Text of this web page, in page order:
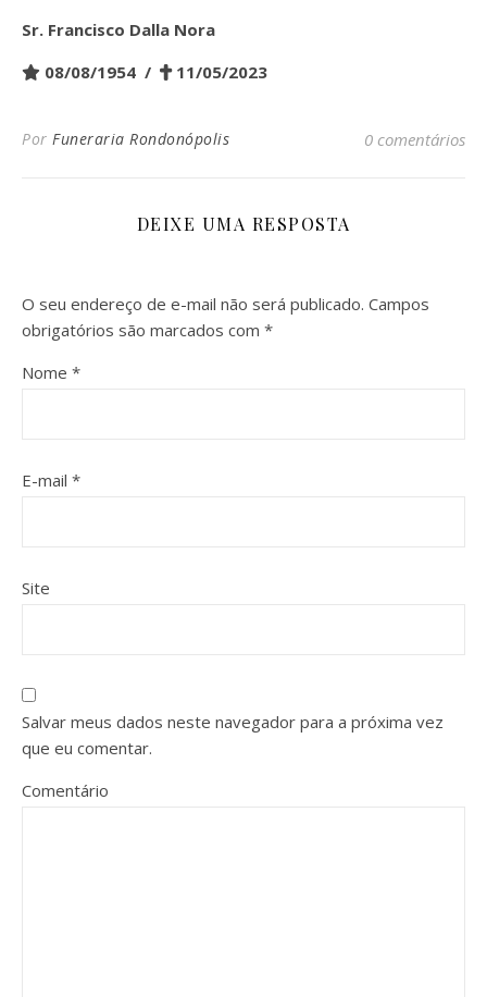
Sr. Francisco Dalla Nora
08/08/1954 /
11/05/2023
Por Funeraria Rondonópolis 0 comentários
DEIXE UMA RESPOSTA
O seu endereço de e-mail não será publicado. Campos
obrigatórios são marcados com *
Nome *
E-mail *
Site
Salvar meus dados neste navegador para a próxima vez
que eu comentar.
Comentário